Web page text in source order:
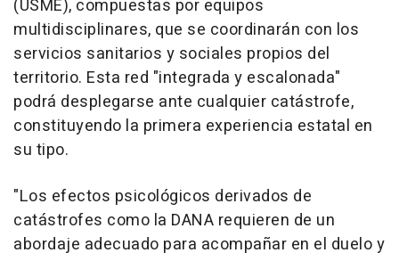
(USME), compuestas por equipos
multidisciplinares, que se coordinarán con los
servicios sanitarios y sociales propios del
territorio. Esta red "integrada y escalonada"
podrá desplegarse ante cualquier catástrofe,
constituyendo la primera experiencia estatal en
su tipo.
"Los efectos psicológicos derivados de
catástrofes como la DANA requieren de un
abordaje adecuado para acompañar en el duelo y